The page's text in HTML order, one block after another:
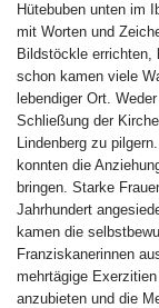
Hütebuben unten im
mit Worten und
Bildstöckle errichten,
schon kamen viele
lebendiger Ort.
Schließung der
Lindenberg zu
konnten die
bringen. Starke
Jahrhundert
kamen die
Franziskanerinnen
mehrtägige
anzubieten und die